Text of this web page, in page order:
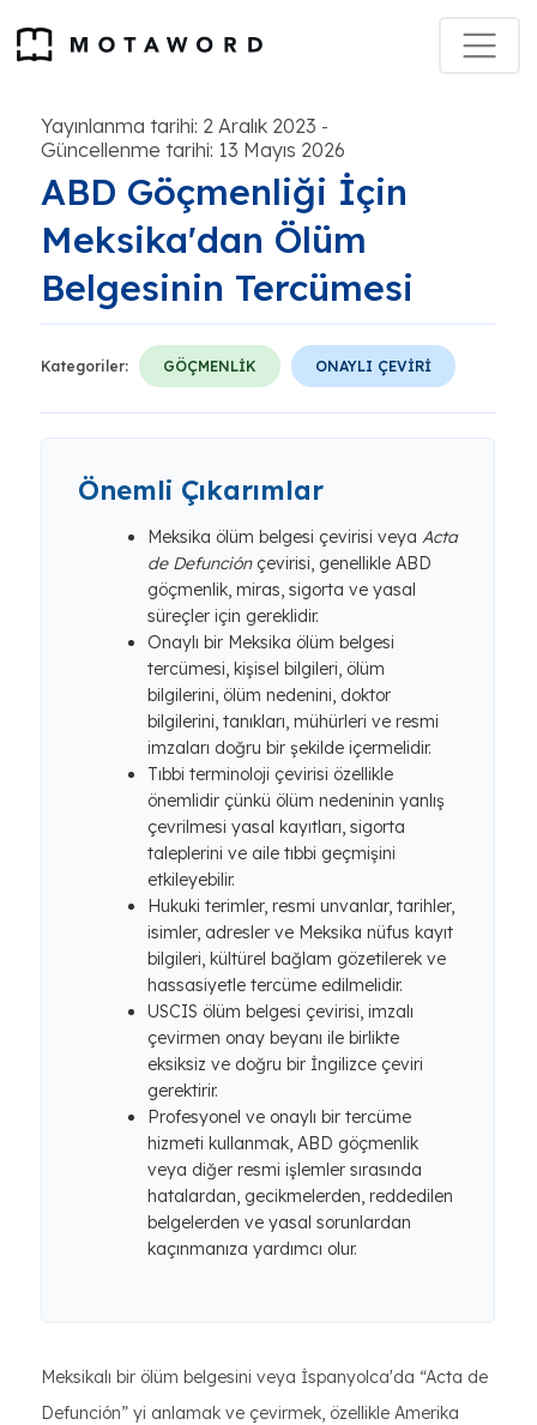
Yayınlanma tarihi: 2 Aralık 2023 -
Güncellenme tarihi: 13 Mayıs 2026
ABD Göçmenliği İçin
Meksika'dan Ölüm
Belgesinin Tercümesi
Kategoriler: GÖÇMENLİK ONAYLI ÇEVİRİ
Önemli Çıkarımlar
Meksika ölüm belgesi çevirisi veya Acta
de Defunciónçevirisi, genellikle ABD
göçmenlik, miras, sigorta ve yasal
süreçler için gereklidir.
Onaylı bir Meksika ölüm belgesi
tercümesi, kişisel bilgileri, ölüm
bilgilerini, ölüm nedenini, doktor
bilgilerini, tanıkları, mühürleri ve resmi
imzaları doğru bir şekilde içermelidir.
Tıbbi terminoloji çevirisi özellikle
önemlidir çünkü ölüm nedeninin yanlış
çevrilmesi yasal kayıtları, sigorta
taleplerini ve aile tıbbi geçmişini
etkileyebilir.
Hukuki terimler, resmi unvanlar, tarihler,
isimler, adresler ve Meksika nüfus kayıt
bilgileri, kültürel bağlam gözetilerek ve
hassasiyetle tercüme edilmelidir.
USCIS ölüm belgesi çevirisi, imzalı
çevirmen onay beyanı ile birlikte
eksiksiz ve doğru bir İngilizce çeviri
gerektirir.
Profesyonel ve onaylı bir tercüme
hizmeti kullanmak, ABD göçmenlik
veya diğer resmi işlemler sırasında
hatalardan, gecikmelerden, reddedilen
belgelerden ve yasal sorunlardan
kaçınmanıza yardımcı olur.
Meksikalı bir ölüm belgesini veya İspanyolca'da “Acta de
Defunción” yi anlamak ve çevirmek, özellikle Amerika